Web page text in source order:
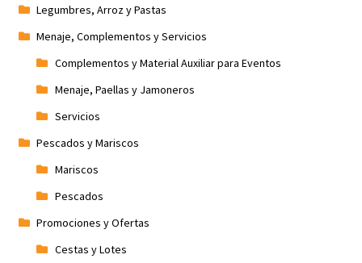
Legumbres, Arroz y Pastas
Menaje, Complementos y Servicios
Complementos y Material Auxiliar para Eventos
Menaje, Paellas y Jamoneros
Servicios
Pescados y Mariscos
Mariscos
Pescados
Promociones y Ofertas
Cestas y Lotes